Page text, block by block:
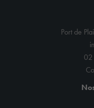
Port de